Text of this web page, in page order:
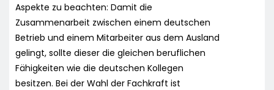
Aspekte zu beachten: Damit die
Zusammenarbeit zwischen einem deutschen
Betrieb und einem Mitarbeiter aus dem Ausland
gelingt, sollte dieser die gleichen beruflichen
Fähigkeiten wie die deutschen Kollegen
besitzen. Bei der Wahl der Fachkraft ist